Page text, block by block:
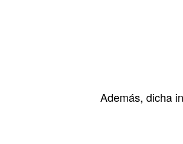
Además, dicha